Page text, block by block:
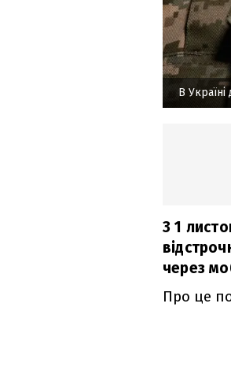
В
З 1
через
Про це